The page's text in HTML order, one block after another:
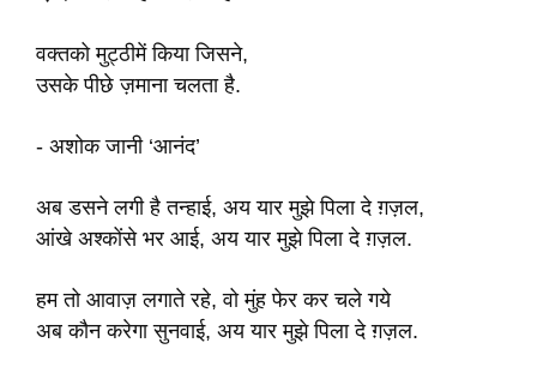
वक्तको मुट्ठीमें किया जिसने,
उसके पीछे ज़माना चलता है.
- अशोक जानी ‘आनंद’
अब डसने लगी है तन्हाई, अय यार मुझे पिला दे ग़ज़ल,
आंखे अश्कोंसे भर आई, अय यार मुझे पिला दे ग़ज़ल.
हम तो आवाज़ लगाते रहे, वो मुंह फेर कर चले गये
अब कौन करेगा सुनवाई, अय यार मुझे पिला दे ग़ज़ल.